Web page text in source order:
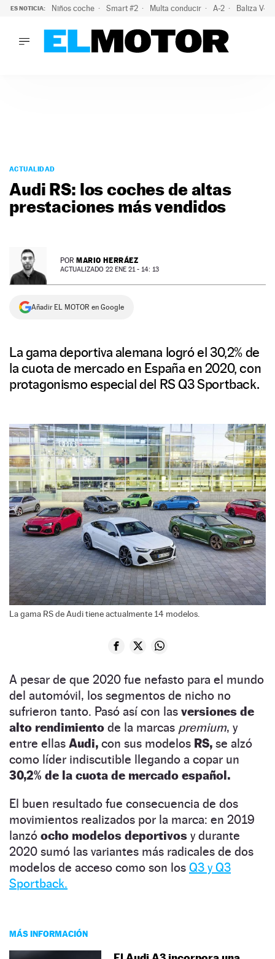
ES NOTICIA: Niños coche Smart #2 Multa conducir A-2 Baliza V-
PODCAST
MOTOS
TECNOLOGÍA
SUPERCOCHES
PREMIOS
SERVICIOS
ACTUALIDAD
Audi RS: los coches de altas
prestaciones más vendidos
POR MARIO HERRÁEZ
ACTUALIZADO 22 ENE 21 - 14: 13
Añadir EL MOTOR en Google
La gama deportiva alemana logró el 30,2% de
la cuota de mercado en España en 2020, con
protagonismo especial del RS Q3 Sportback.
La gama RS de Audi tiene actualmente 14 modelos.
A pesar de que 2020 fue nefasto para el mundo
del automóvil, los segmentos de nicho no
sufrieron tanto. Pasó así con las versiones de
alto rendimiento de la marcas premium, y
entre ellas Audi, con sus modelos RS, se alzó
como líder indiscutible llegando a copar un
30,2% de la cuota de mercado español.
El buen resultado fue consecuencia de dos
movimientos realizados por la marca: en 2019
lanzó ocho modelos deportivos y durante
2020 sumó las variantes más radicales de dos
modelos de acceso como son los Q3 y Q3
Sportback.
MÁS INFORMACIÓN